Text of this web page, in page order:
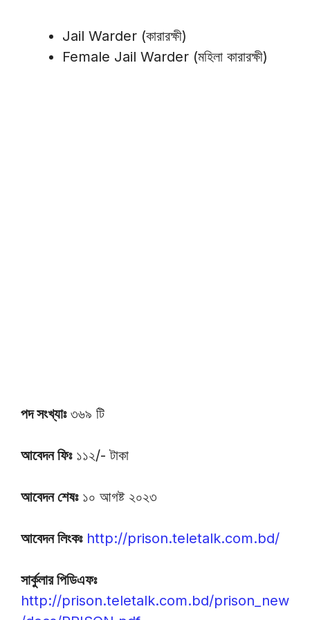
Jail Warder (কারারক্ষী)
Female Jail Warder (মহিলা কারারক্ষী)
পদ সংখ্যাঃ৩৬৯ টি
আবেদন ফিঃ১১২/- টাকা
আবেদন শেষঃ১০ আগষ্ট ২০২৩
আবেদন লিংকঃ http://prison.teletalk.com.bd/
সার্কুলার পিডিএফঃ
http://prison.teletalk.com.bd/prison_new